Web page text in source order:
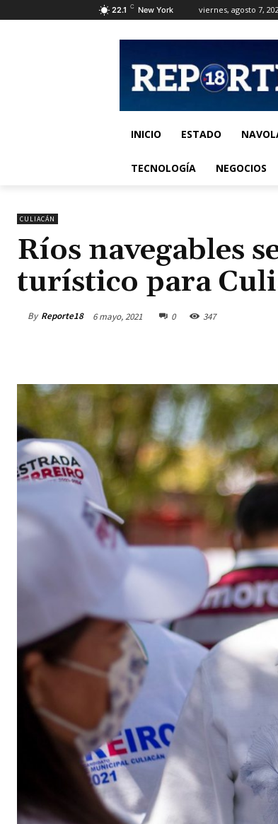
22.1 C New York viernes, agosto 7,
INICIO ESTADO
TECNOLOGÍA NEGOCIOS
CULIACÁN
Ríos navegables
turístico para
By Reporte18 6 mayo, 2021 0 347